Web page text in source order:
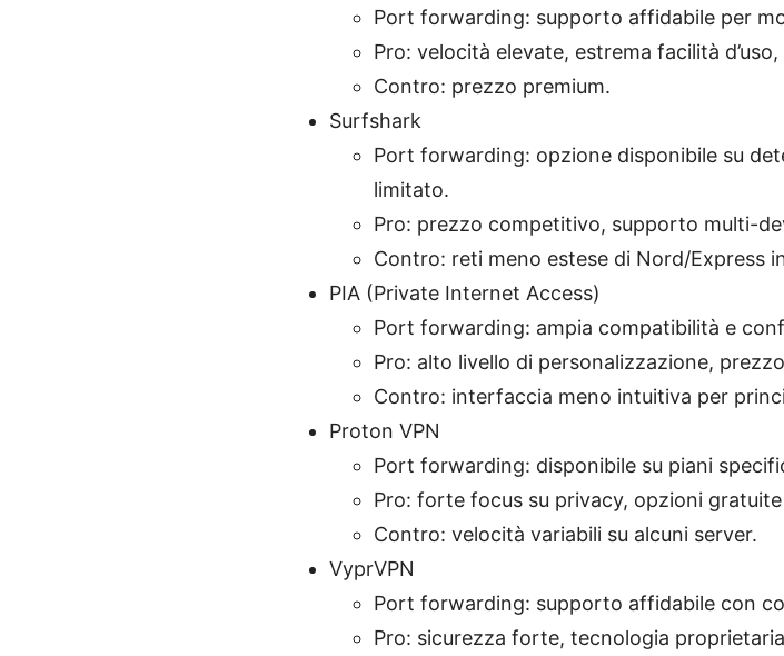
Port forwarding: supporto affidabile per
Pro: velocità elevate, estrema facilità
Contro: prezzo premium.
Surfshark
Port forwarding: opzione disponibile su
limitato.
Pro: prezzo competitivo, supporto multi-
Contro: reti meno estese di Nord/Express
PIA (Private Internet Access)
Port forwarding: ampia compatibilità e
Pro: alto livello di personalizzazione,
Contro: interfaccia meno intuitiva per
Proton VPN
Port forwarding: disponibile su piani
Pro: forte focus su privacy, opzioni
Contro: velocità variabili su alcuni server.
VyprVPN
Port forwarding: supporto affidabile con
Pro: sicurezza forte, tecnologia